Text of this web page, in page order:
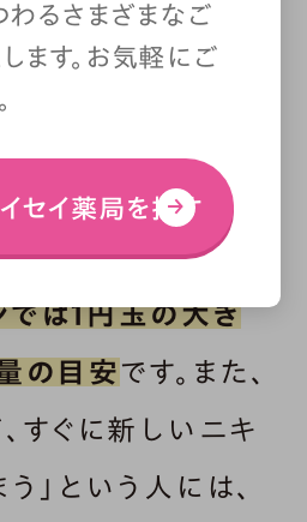
が少なすぎると、
。ですので、
の先端から第一
せた量（約0.5
では1円玉の大き
の目安 です。また、
、すぐに新しいニキ
」という人には、
わるさまざまなご
ます。お気軽にご
セイ薬局を探す